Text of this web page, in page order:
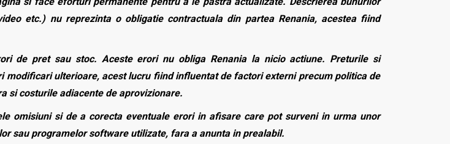
etc.) nu reprezinta o obligatie contractuala din partea Renania, acestea fiind
de pret sau stoc. Aceste erori nu obliga Renania la nicio actiune. Preturile si
ulterioare, acest lucru fiind influentat de factori externi precum politica de
si costurile adiacente de aprovizionare.
omisiuni si de a corecta eventuale erori in afisare care pot surveni in urma unor
sau programelor software utilizate, fara a anunta in prealabil.